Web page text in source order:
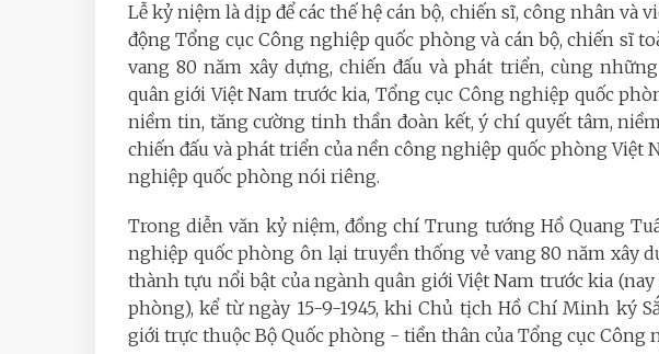
Lễ kỷ niệm là dịp để các thế hệ cán bộ, chiến sĩ, công nhân và
động Tổng cục Công nghiệp quốc phòng và cán bộ, chiến sĩ
vang 80 năm xây dựng, chiến đấu và phát triển, cùng
quân giới Việt Nam trước kia, Tổng cục Công nghiệp quốc
niềm tin, tăng cường tinh thần đoàn kết, ý chí quyết tâm,
chiến đấu và phát triển của nền công nghiệp quốc phòng Việt
nghiệp quốc phòng nói riêng.
Trong diễn văn kỷ niệm, đồng chí Trung tướng Hồ Quang
nghiệp quốc phòng ôn lại truyền thống vẻ vang 80 năm xây
thành tựu nổi bật của ngành quân giới Việt Nam trước kia
phòng), kể từ ngày 15-9-1945, khi Chủ tịch Hồ Chí Minh ký
giới trực thuộc Bộ Quốc phòng - tiền thân của Tổng cục Công